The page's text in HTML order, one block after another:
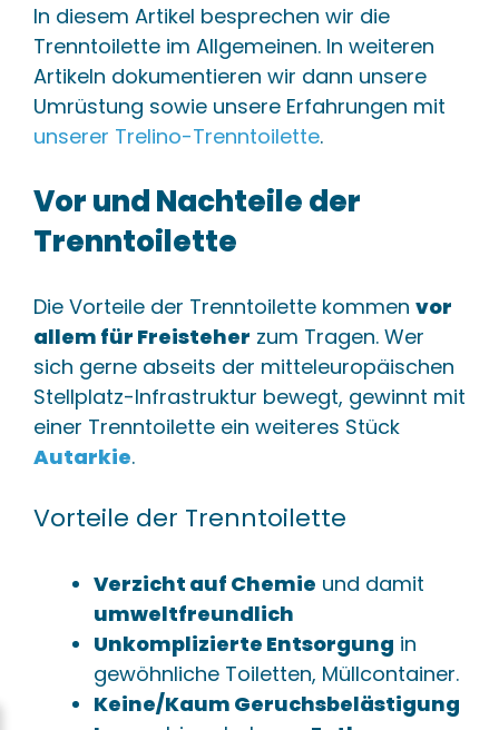
In diesem Artikel besprechen wir die
Trenntoilette im Allgemeinen. In weiteren
Artikeln dokumentieren wir dann unsere
Umrüstung sowie unsere Erfahrungen mit
unserer Trelino-Trenntoilette.
Vor und Nachteile der
Trenntoilette
Die Vorteile der Trenntoilette kommen vor
allem für Freisteher zum Tragen. Wer
sich gerne abseits der mitteleuropäischen
Stellplatz-Infrastruktur bewegt, gewinnt mit
einer Trenntoilette ein weiteres Stück
Autarkie.
Vorteile der Trenntoilette
Verzicht auf Chemie und damit
umweltfreundlich
Unkomplizierte Entsorgung in
gewöhnliche Toiletten, Müllcontainer.
Keine/Kaum Geruchsbelästigung